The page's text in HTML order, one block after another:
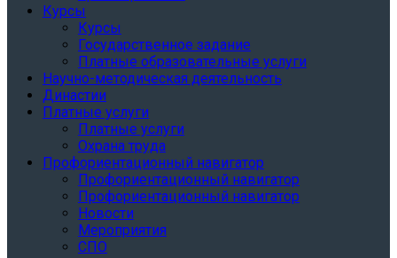
Курсы
Курсы
Государственное задание
Платные образовательные услуги
Научно-методическая деятельность
Династии
Платные услуги
Платные услуги
Охрана труда
Профориентационный навигатор
Профориентационный навигатор
Профориентационный навигатор
Новости
Мероприятия
СПО